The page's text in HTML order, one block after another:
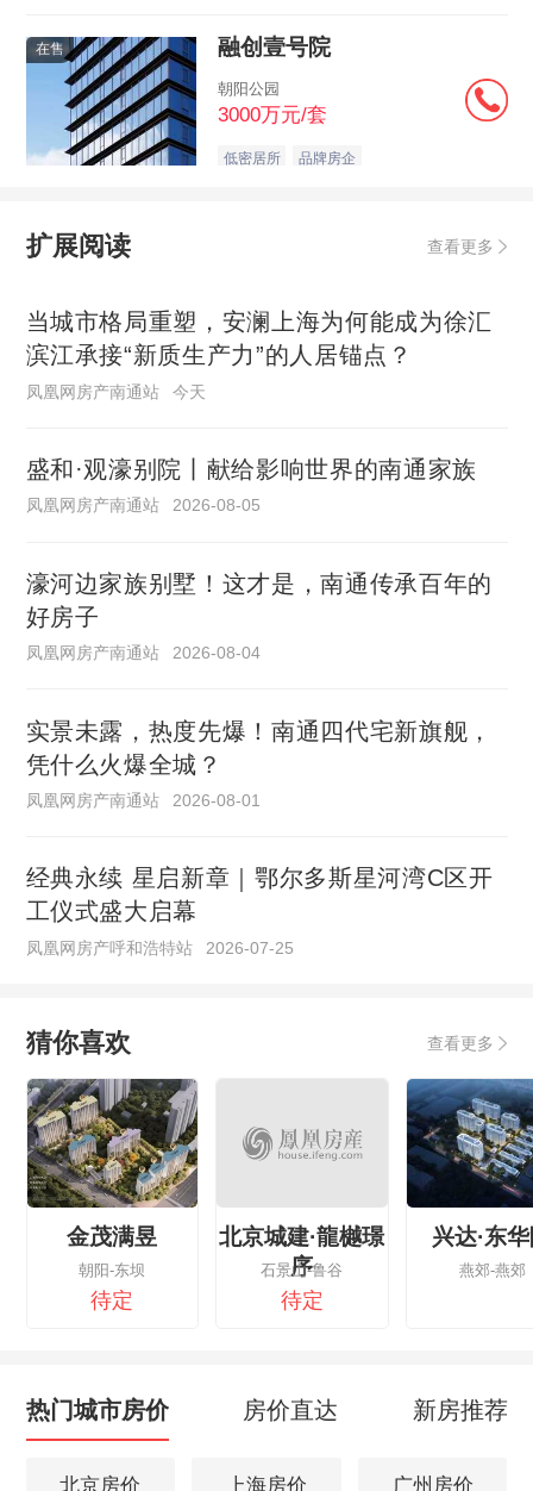
在售 融创壹号院
朝阳公园
3000万元/套
低密居所 品牌房企
扩展阅读 查看更多
当城市格局重塑，安澜上海为何能成为徐汇
滨江承接“新质生产力”的人居锚点？
凤凰网房产南通站 今天
盛和·观濠别院丨献给影响世界的南通家族
凤凰网房产南通站 2026-08-05
濠河边家族别墅！这才是，南通传承百年的
好房子
凤凰网房产南通站 2026-08-04
实景未露，热度先爆！南通四代宅新旗舰，
凭什么火爆全城？
凤凰网房产南通站 2026-08-01
经典永续 星启新章｜鄂尔多斯星河湾C区开
工仪式盛大启幕
凤凰网房产呼和浩特站 2026-07-25
猜你喜欢 查看更多
金茂满昱
朝阳-东坝
待定
北京城建·龍樾璟
序
石景山-鲁谷
待定
兴达·东
燕郊-燕郊
热门城市房价 房价直达 新房推荐
北京房价 上海房价 广州房价